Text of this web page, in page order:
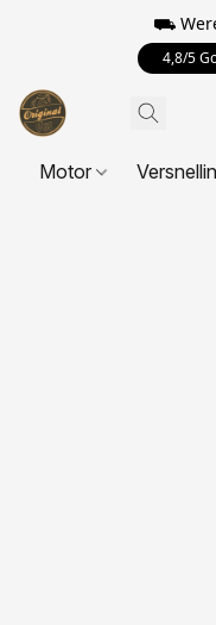
⛟
4,8/5
Motor